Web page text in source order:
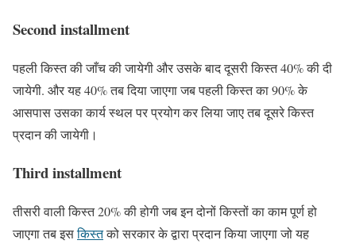
Second installment
पहली किस्त की जाँच की जायेगी और उसके बाद दूसरी किस्त 40% की दी
जायेगी. और यह 40% तब दिया जाएगा जब पहली किस्त का 90% के
आसपास उसका कार्य स्थल पर प्रयोग कर लिया जाए तब दूसरे किस्त
प्रदान की जायेगी।
Third installment
तीसरी वाली किस्त 20% की होगी जब इन दोनों किस्तों का काम पूर्ण हो
जाएगा तब इसकिस्तको सरकार के द्वारा प्रदान किया जाएगा जो यह